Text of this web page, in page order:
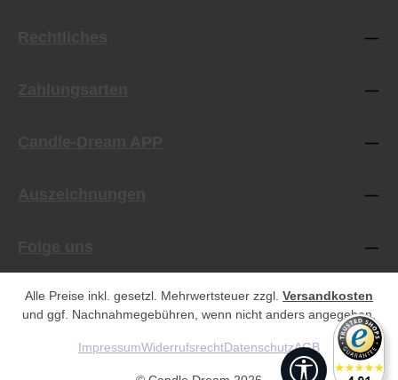
Alle Preise inkl. gesetzl. Mehrwertsteuer zzgl. Versandkosten
und ggf. Nachnahmegebühren, wenn nicht anders angegeben.
ImpressumWiderrufsrechtDatenschutzAGB